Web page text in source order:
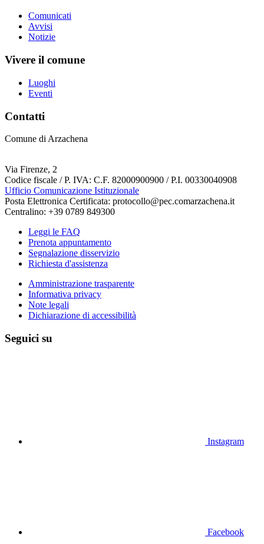
Comunicati
Avvisi
Notizie
Vivere il comune
Luoghi
Eventi
Contatti
Comune di Arzachena
Via Firenze, 2
Codice fiscale / P. IVA: C.F. 82000900900 / P.I. 00330040908
Ufficio Comunicazione Istituzionale
Posta Elettronica Certificata: protocollo@pec.comarzachena.it
Centralino: +39 0789 849300
Leggi le FAQ
Prenota appuntamento
Segnalazione disservizio
Richiesta d'assistenza
Amministrazione trasparente
Informativa privacy
Note legali
Dichiarazione di accessibilità
Seguici su
Instagram
Facebook